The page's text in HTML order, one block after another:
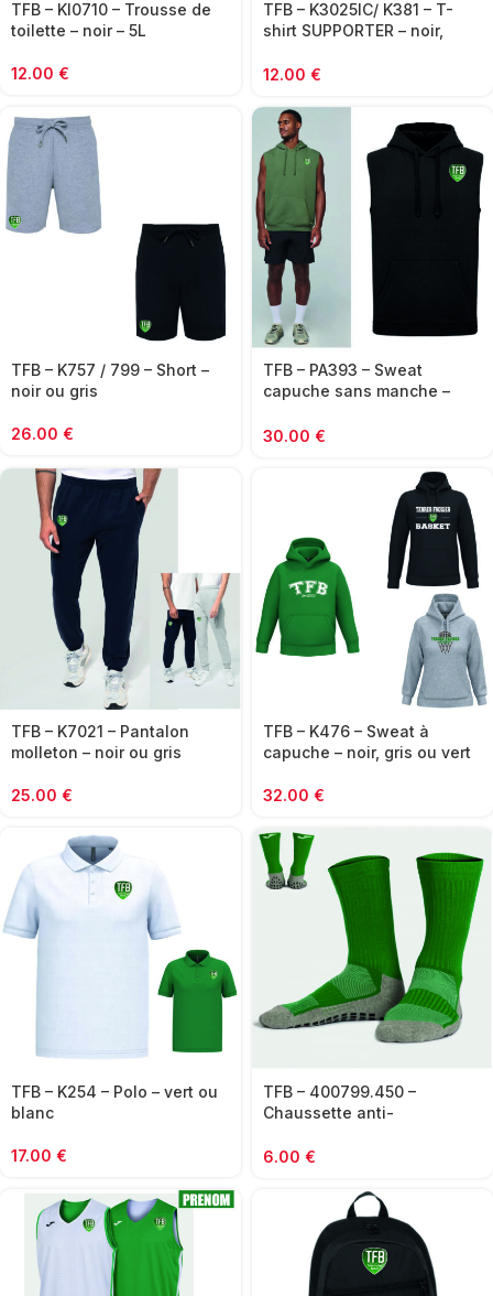
TFB – KI0710 – Trousse de
toilette – noir – 5L
12.00 €
TFB – K3025IC/ K381 – T-
shirt SUPPORTER – noir,
12.00 €
TFB – K757 / 799 – Short –
noir ou gris
26.00 €
TFB – PA393 – Sweat
capuche sans manche –
30.00 €
TFB – K7021 – Pantalon
molleton – noir ou gris
25.00 €
TFB – K476 – Sweat à
capuche – noir, gris ou vert
32.00 €
TFB – K254 – Polo – vert ou
blanc
17.00 €
TFB – 400799.450 –
Chaussette anti-
6.00 €